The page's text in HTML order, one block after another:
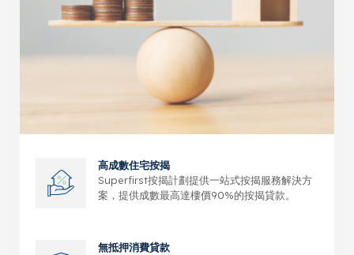
高成數住宅按揭
Superfirst按揭計劃提供一站式按揭服務解決方
案，提供成數最高達樓價90%的按揭貸款。
無抵押消費貸款